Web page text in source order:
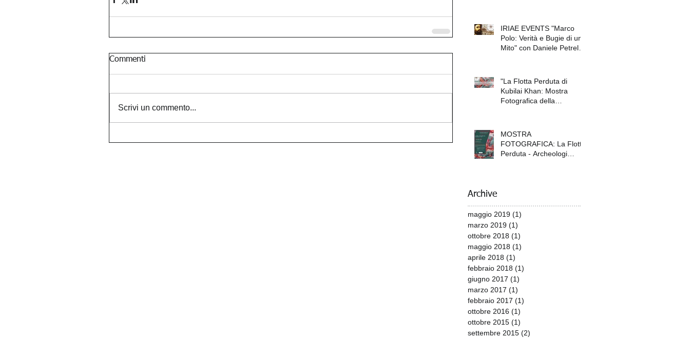
Commenti
Scrivi un commento...
IRIAE EVENTS "Marco
Polo: Verità e Bugie di un
Mito" con Daniele Petrella
"La Flotta Perduta di
Kubilai Khan: Mostra
Fotografica della
MOSTRA
FOTOGRAFICA: La Flotta
Perduta - Archeologi
Archive
maggio 2019 (1)
marzo 2019 (1)
ottobre 2018 (1)
maggio 2018 (1)
aprile 2018 (1)
febbraio 2018 (1)
giugno 2017 (1)
marzo 2017 (1)
febbraio 2017 (1)
ottobre 2016 (1)
ottobre 2015 (1)
settembre 2015 (2)